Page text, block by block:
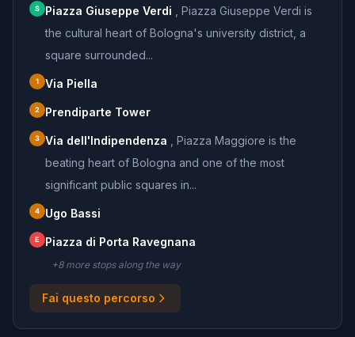
S Piazza Giuseppe Verdi
Piazza Giuseppe Verdi is
the cultural heart of Bologna's university district, a
square surrounded...
1 Via Piella
2 Prendiparte Tower
3 Via dell'Indipendenza
Piazza Maggiore is the
beating heart of Bologna and one of the most
significant public squares in...
4 Ugo Bassi
E Piazza di Porta Ravegnana
+8more stopsalong the way
Fai questo percorso